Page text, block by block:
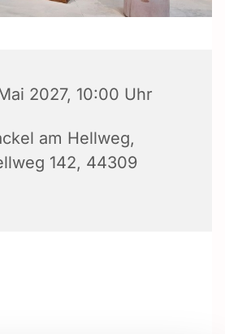
2027, 10:00 Uhr
am Hellweg,
142, 44309